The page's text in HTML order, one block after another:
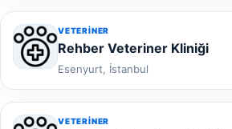
VETERINER
Rehber Veteriner Kliniği
Esenyurt, İstanbul
VETERINER